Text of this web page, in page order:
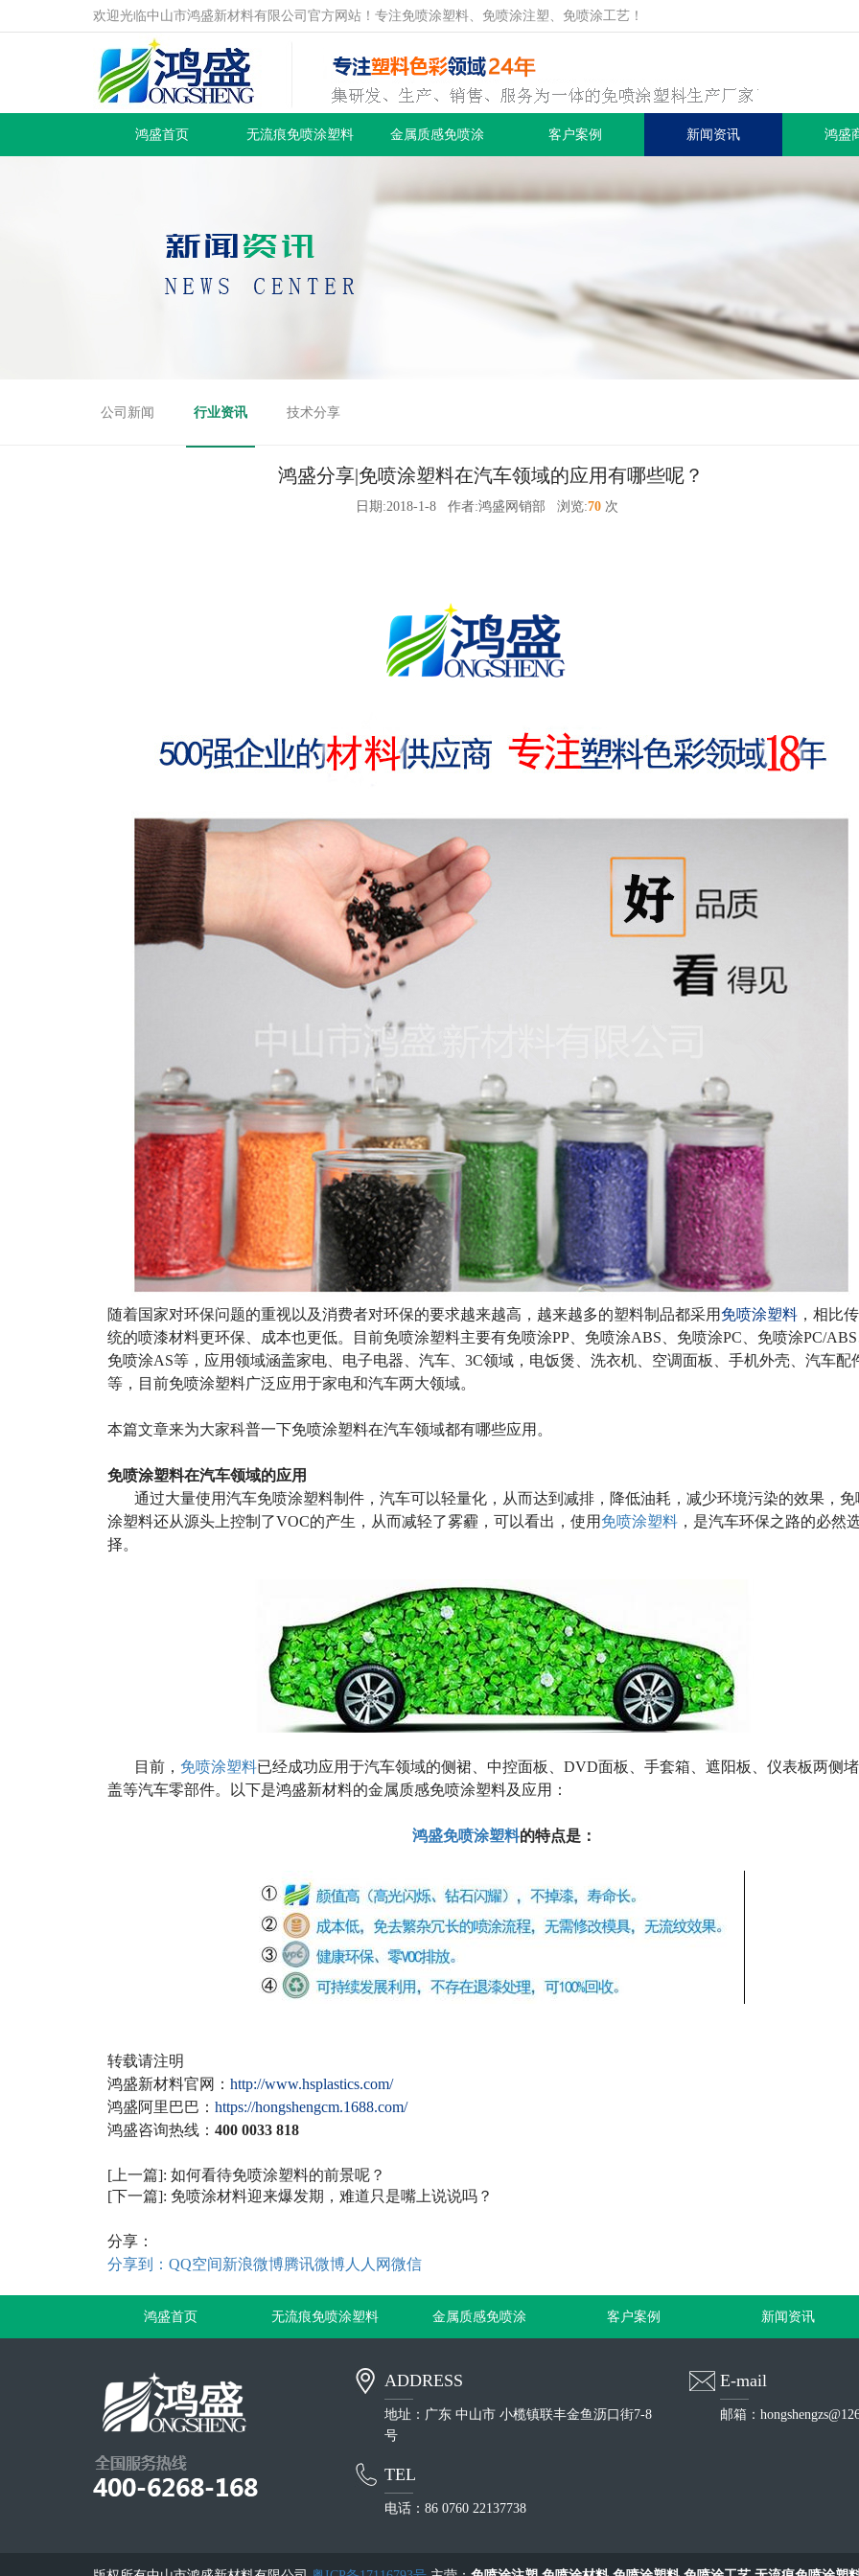
欢迎光临中山市鸿盛新材料有限公司官方网站！专注免喷涂塑料、免喷涂注塑、免喷涂工艺！
鸿盛首页 无流痕免喷涂塑料 金属质感免喷涂 客户案例 新闻资讯 鸿盛
公司新闻 行业资讯 技术分享
鸿盛分享|免喷涂塑料在汽车领域的应用有哪些呢？
日期:2018-1-8 作者:鸿盛网销部 浏览:70次
随着国家对环保问题的重视以及消费者对环保的要求越来越高，越来越多的塑料制品都采用 免喷涂塑料 ，相比传
统的喷漆材料更环保、成本也更低。目前免喷涂塑料主要有免喷涂PP 、免喷涂ABS 、免喷涂PC 、免喷涂PC/ABS
免喷涂AS等，应用领域涵盖家电、电子电器、汽车、 3C领域，电饭煲、洗衣机、空调面板、手机外壳、汽车配
等，目前免喷涂塑料广泛应用于家电和汽车两大领域。
本篇文章来为大家科普一下免喷涂塑料在汽车领域都有哪些应用。
免喷涂塑料在汽车领域的应用
通过大量使用汽车免喷涂塑料制件，汽车可以轻量化，从而达到减排，降低油耗，减少环境污染的效果，免
涂塑料还从源头上控制了VOC的产生，从而减轻了雾霾，可以看出，使用 免喷涂塑料 ，是汽车环保之路的必然
择。
目前， 免喷涂塑料已经成功应用于汽车领域的侧裙、中控面板、 DVD面板、手套箱、遮阳板、仪表板两侧堵
盖等汽车零部件。以下是鸿盛新材料的金属质感免喷涂塑料及应用：
鸿盛免喷涂塑料的特点是：
转载请注明
鸿盛新材料官网： http://www.hsplastics.com/
鸿盛阿里巴巴： https://hongshengcm.1688.com/
鸿盛咨询热线： 400 0033 818
[上一篇]: 如何看待免喷涂塑料的前景呢？
[下一篇]: 免喷涂材料迎来爆发期，难道只是嘴上说说吗？
分享：
分享到： QQ空间新浪微博腾讯微博 人人网微信
鸿盛首页 无流痕免喷涂塑料 金属质感免喷涂 客户案例 新闻资讯
ADDRESS
地址：广东 中山市 小榄镇联丰金鱼沥口街7-8
号
E-mail
邮箱：
TEL
电话：86 0760 22137738